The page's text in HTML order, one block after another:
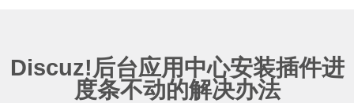
Discuz!后台应用中心安装插件进
度条不动的解决办法